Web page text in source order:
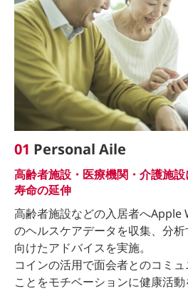
01 Personal Aile
高齢者施設・医療機関・介護施
寿命の延伸
高齢者施設などの入居者へApple
のヘルスケアデータを収集、分
向けたアドバイスを実施。
コインの活用で面会者とのコミ
ことをモチベーションに健康活動